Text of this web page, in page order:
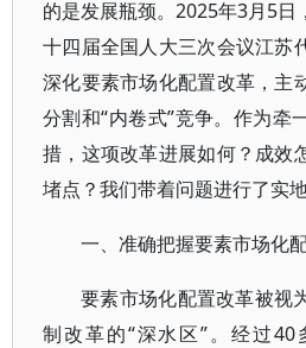
的是发展瓶颈。2025年3月5日
十四届全国人大三次会议江苏
深化要素市场化配置改革，主
分割和“内卷式”竞争。作为牵
措，这项改革进展如何？成效
堵点？我们带着问题进行了实
一、准确把握要素市场化
要素市场化配置改革被视
制改革的“深水区”。经过